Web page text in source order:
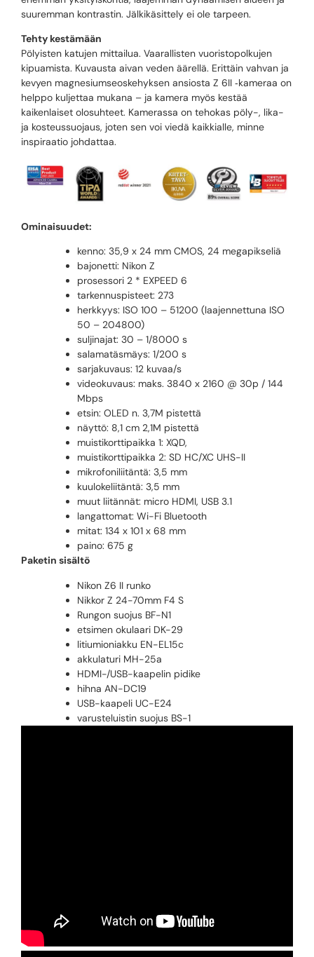
suuremman kontrastin. Jälkikäsittely ei ole tarpeen.
Tehty kestämään
Pölyisten katujen mittailua. Vaarallisten vuoristopolkujen
kipuamista. Kuvausta aivan veden äärellä. Erittäin vahvan ja
kevyen magnesiumseoskehyksen ansiosta Z 6II ‑kameraa on
helppo kuljettaa mukana – ja kamera myös kestää
kaikenlaiset olosuhteet. Kamerassa on tehokas pöly-, lika-
ja kosteussuojaus, joten sen voi viedä kaikkialle, minne
inspiraatio johdattaa.
Ominaisuudet:
kenno: 35,9 x 24 mm CMOS, 24 megapikseliä
bajonetti: Nikon Z
prosessori 2 * EXPEED 6
tarkennuspisteet: 273
herkkyys: ISO 100 – 51200 (laajennettuna ISO
50 – 204800)
suljinajat: 30 – 1/8000 s
salamatäsmäys: 1/200 s
sarjakuvaus: 12 kuvaa/s
videokuvaus: maks. 3840 x 2160 @ 30p / 144
Mbps
etsin: OLED n. 3,7M pistettä
näyttö: 8,1 cm 2,1M pistettä
muistikorttipaikka 1: XQD,
muistikorttipaikka 2: SD HC/XC UHS-II
mikrofoniliitäntä: 3,5 mm
kuulokeliitäntä: 3,5 mm
muut liitännät: micro HDMI, USB 3.1
langattomat: Wi-Fi Bluetooth
mitat: 134 x 101 x 68 mm
paino: 675 g
Paketin sisältö
Nikon Z6 II runko
Nikkor Z 24-70mm F4 S
Rungon suojus BF-N1
etsimen okulaari DK-29
litiumioniakku EN-EL15c
akkulaturi MH-25a
HDMI-/USB-kaapelin pidike
hihna AN-DC19
USB-kaapeli UC-E24
varusteluistin suojus BS-1